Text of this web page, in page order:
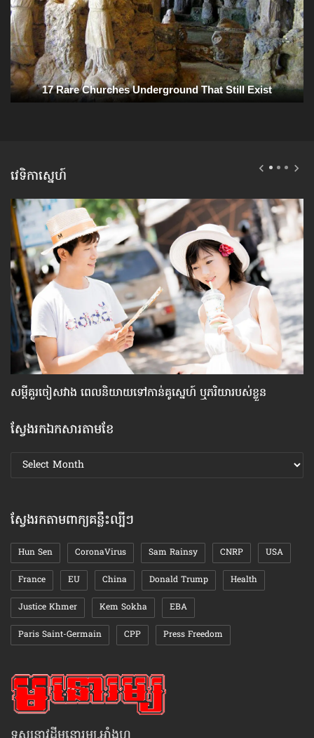
វេទិកាស្នេហ៍
សម្តី​គួរ​ចៀសវាង ពេល​និយាយ​ទៅ​កាន់​គូស្នេហ៍ ឬ​ភរិយា​របស់​ខ្លួន
ស្វែងរកឯកសារតាមខែ
ស្វែងរក
ឯកសារ
ស្វែងរកតាមពាក្យគន្លឹះល្បីៗ
Hun Sen CoronaVirus Sam Rainsy CNRP USA
France EU China Donald Trump Health
Justice Khmer Kem Sokha EBA
Paris Saint-Germain CPP Press Freedom